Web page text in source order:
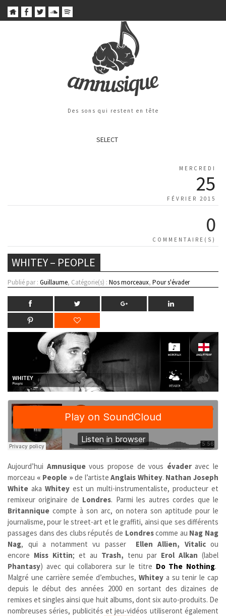
Des sons qui restent en tête
SELECT
MERCREDI
25
FÉVRIER 2015
0
COMMENTAIRE(S)
WHITEY – PEOPLE
Publié par : Guillaume, Catégorie(s) : Nos morceaux, Pour s'évader
Aujourd’hui Amnusiquevous propose de vous évaderavec le
morceau « People » de l’artisteAnglais Whitey. Nathan Joseph
White aka Whiteyest un multi-instrumentaliste, producteur et
remixeur originaire de Londres. Parmi les autres cordes que le
Britannique compte à son arc, on notera son aptitude pour le
journalisme, pour le street-art et le graffiti, ainsi que ses différents
passages dans des clubs réputés de Londrescomme au Nag Nag
Nag, qui a notamment vu passer Ellen Allien, Vitalic ou
encore Miss Kittin; et au Trash, tenu par Erol Alkan (label
Phantasy) avec qui collaborera sur le titre Do The Nothing.
Malgré une carrière semée d’embuches, Whitey a su tenir le cap
depuis le début des années 2000 en sortant des dizaines de
remixes et singles ainsi que huit albums, dont six auto-produits. De
nombreuses séries, publicités et jeu-vidéos utiliseront également